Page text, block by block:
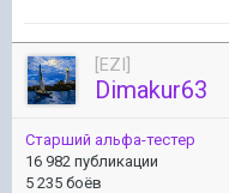
[EZI]
Dimakur63
Старший альфа-тестер
16 982 публикации
5 235 боёв